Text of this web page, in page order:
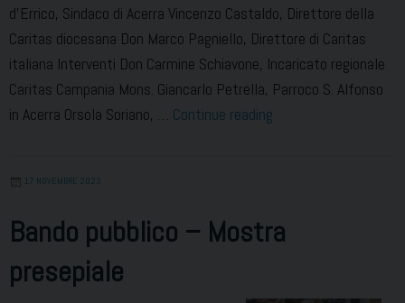
d’Errico, Sindaco di Acerra Vincenzo Castaldo, Direttore della
Caritas diocesana Don Marco Pagniello, Direttore di Caritas
italiana Interventi Don Carmine Schiavone, Incaricato regionale
Caritas Campania Mons. Giancarlo Petrella, Parroco S. Alfonso
in Acerra Orsola Soriano, … Continue reading
sarà
17 NOVEMBRE 2023
Bando pubblico – Mostra
presepiale